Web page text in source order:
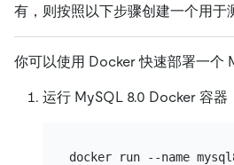
有，则按照以下步骤创建一个用于
你可以使用 Docker 快速部署一个
运行 MySQL 8.0 Docker 容器
docker run --name